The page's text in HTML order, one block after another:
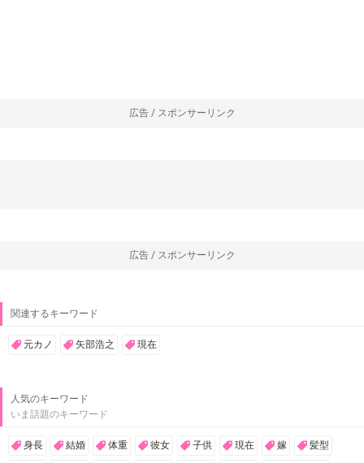
広告 / スポンサーリンク
広告 / スポンサーリンク
関連するキーワード
元カノ 矢部浩之 現在
人気のキーワード
いま話題のキーワード
身長 結婚 体重 彼女 子供 現在 嫁 髪型